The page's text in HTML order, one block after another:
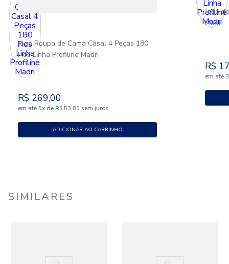
Jogo Roupa de Cama Casal 4 Peças 180
Fios Linha Profiline Madri
R$ 269,00
em até 5x de R$ 53,80 sem juros
ADICIONAR AO CARRINHO
Jogo
Madri
R$
em até 3
SIMILARES